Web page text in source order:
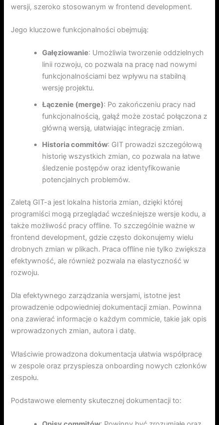
wersji, szeroko stosowanym w frontend development.
Jego kluczowe funkcjonalności obejmują:
Gałęziowanie: Umożliwia tworzenie oddzielnych
linii rozwoju, co pozwala na pracę nad nowymi
funkcjonalnościami bez wpływu na stabilną
wersję projektu.
Łączenie (merge): Po zakończeniu pracy nad
funkcjonalnością, gałąź może zostać połączona z
główną wersją, ułatwiając integrację zmian.
Historia commitów: GIT prowadzi szczegółową
historię wszystkich zmian, co pozwala na łatwe
śledzenie postępów oraz identyfikowanie
potencjalnych problemów.
Zaletą GIT-a jest lokalna historia zmian, dzięki której
programiści mogą przeglądać wcześniejsze wersje kodu, a
także możliwość pracy offline. To szczególnie ważne w
frontend development, gdzie często dokonujemy wielu
drobnych zmian w plikach. Praca offline nie tylko zwiększa
efektywność, ale również pozwala na elastyczność w
rozwoju.
Dla efektywnego zarządzania wersjami, istotne jest
prowadzenie odpowiedniej dokumentacji zmian. Powinna
ona zawierać informacje o każdym commicie, takie jak opis
wprowadzonych zmian, autora i datę.
Właściwie prowadzona dokumentacja ułatwia współpracę
w zespole oraz przyspiesza onboarding nowych członków
zespołu.
Podstawowe elementy skutecznej dokumentacji to: